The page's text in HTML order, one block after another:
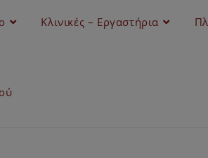
Κλινικές – Εργαστήρια